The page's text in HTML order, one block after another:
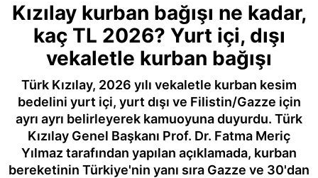
Kızılay kurban bağışı ne kadar,
kaç TL 2026? Yurt içi, dışı
vekaletle kurban bağışı
Türk Kızılay, 2026 yılı vekaletle kurban kesim
bedelini yurt içi, yurt dışı ve Filistin/Gazze için
ayrı ayrı belirleyerek kamuoyuna duyurdu. Türk
Kızılay Genel Başkanı Prof. Dr. Fatma Meriç
Yılmaz tarafından yapılan açıklamada, kurban
bereketinin Türkiye'nin yanı sıra Gazze ve 30'dan